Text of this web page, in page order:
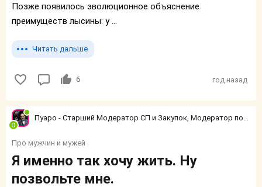
Позже появилось эволюционное объяснение
преимуществ лысины: у ...
Читать дальше
6 год назад
Пуаро - Старший Модератор СП и Закупок, Модератор по конфликтным ситуациям
Про мужчин и мужей
Я именно так хочу жить. Ну
позвольте мне.